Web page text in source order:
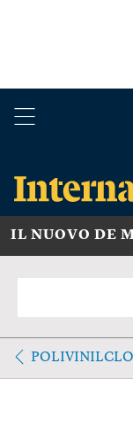
IL NUOVO DE